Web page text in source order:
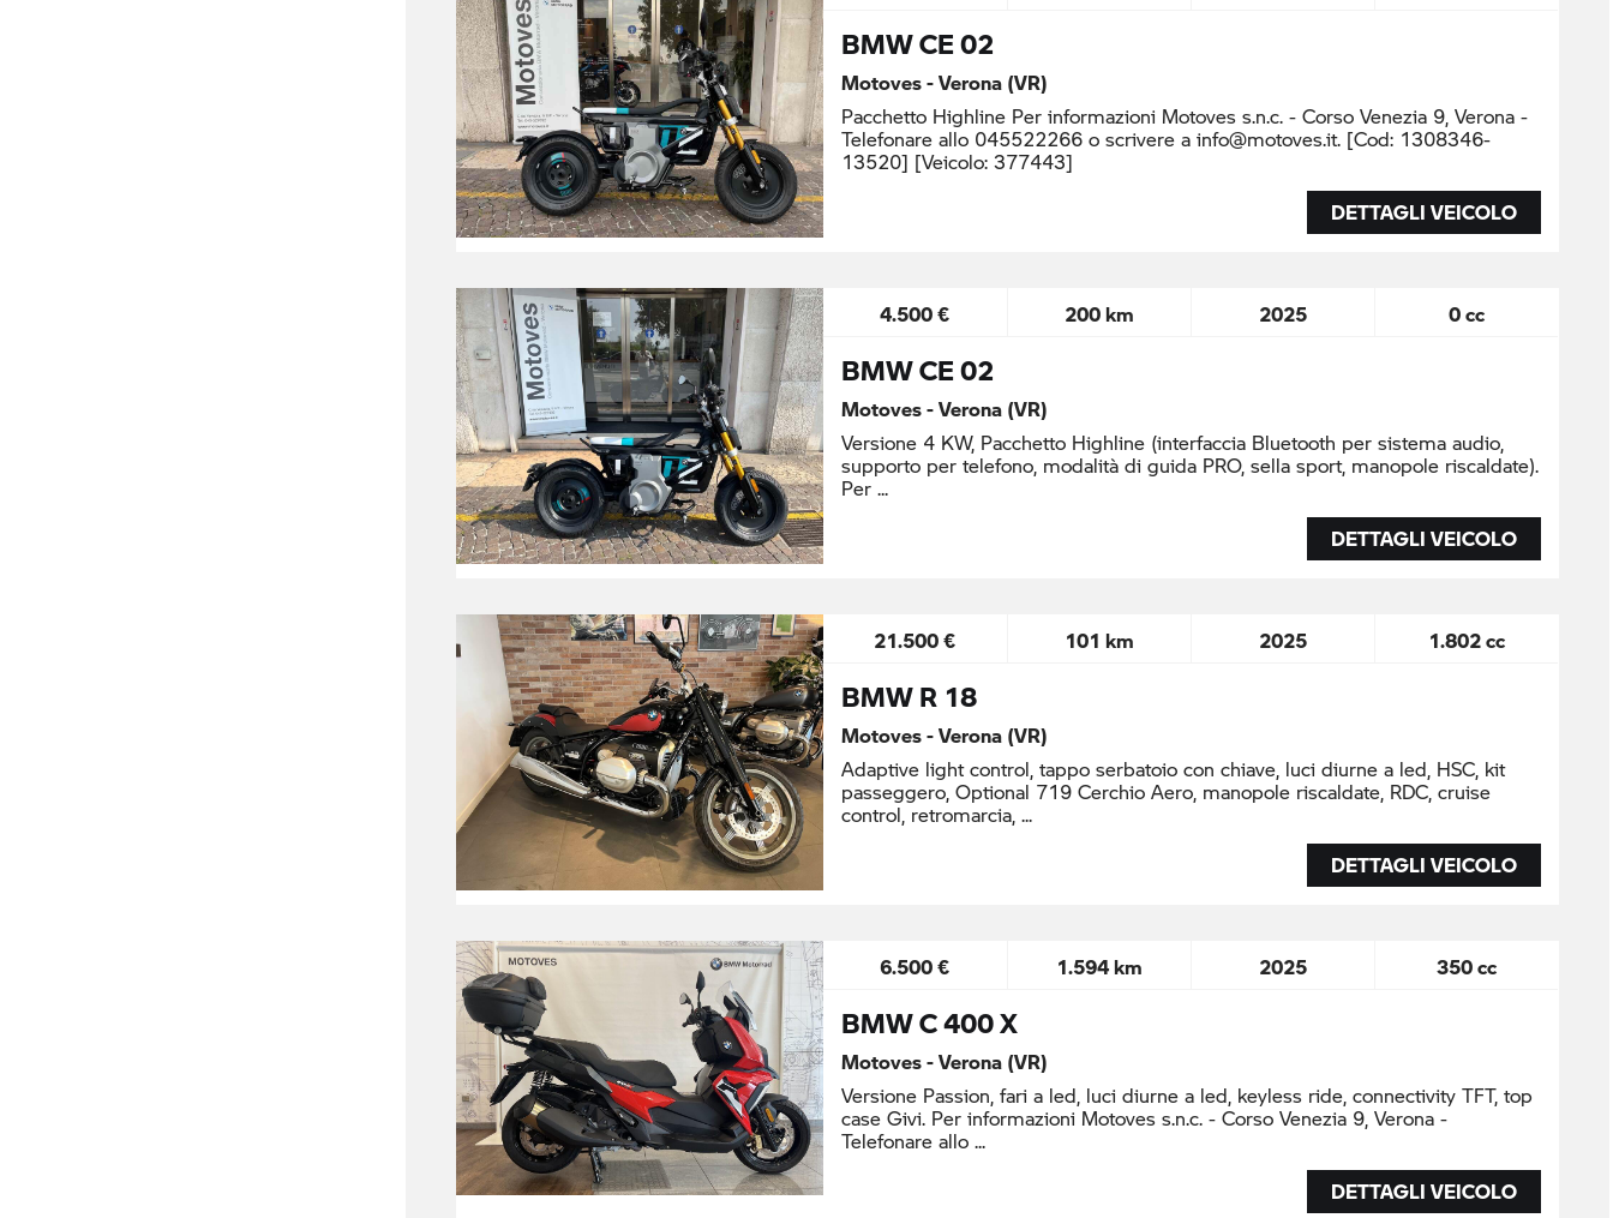
BMW CE 02
Motoves - Verona (VR)
Pacchetto Highline Per infor mazioni Motoves s.n.c. - Corso Venezia 9, Verona -
Telefonare allo 045522266 o scrivere a info@motoves.it. [Cod: 1308346-
13520] [Veicolo: 377443]
DETTAGLI VEICOLO
4.500 € 200 km 2025 0 cc
BMW CE 02
Motoves - Verona (VR)
Versione 4 KW, Pacchetto Highline (interfaccia Bluetooth per sistema audio,
supporto per telefono, modalità di guida PRO, sella sport, manopole riscaldate).
Per
DETTAGLI VEICOLO
21.500 € 101 km 2025 1.802 cc
BMW R 18
Motoves - Verona (VR)
Adaptive light control, tappo serbatoio con chiave, luci diurne a led, HSC, kit
passeggero, Optional 719 Cerchio Aero, manopole riscaldate, RDC, cruise
control, retromarcia,
DETTAGLI VEICOLO
6.500 € 1.594 km 2025 350 cc
BMW C 400 X
Motoves - Verona (VR)
Versione Passion, fari a led, luci diurne a led, keyless ride, connectivity TFT, top
case Givi. Per infor mazioni Motoves s.n.c. - Corso Venezia 9, Verona -
Telefonare allo
DETTAGLI VEICOLO